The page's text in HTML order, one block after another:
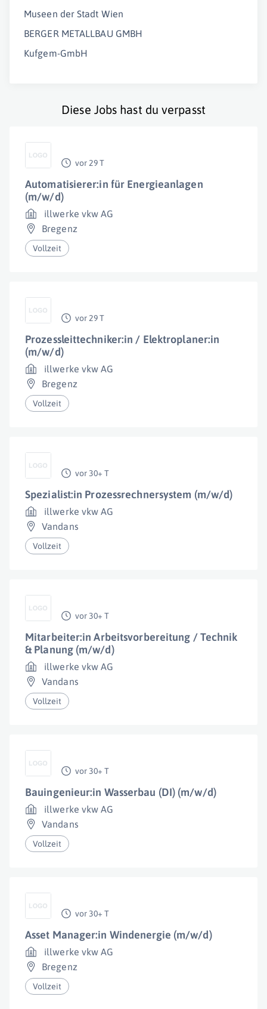
Museen der Stadt Wien
BERGER METALLBAU GMBH
Kufgem-GmbH
Diese Jobs hast du verpasst
vor 29 T
Automatisierer:in für Energieanlagen
(m/w/d)
illwerke vkw AG
Bregenz
Vollzeit
vor 29 T
Prozessleittechniker:in / Elektroplaner:in
(m/w/d)
illwerke vkw AG
Bregenz
Vollzeit
vor 30+ T
Spezialist:in Prozessrechnersystem (m/w/d)
illwerke vkw AG
Vandans
Vollzeit
vor 30+ T
Mitarbeiter:in Arbeitsvorbereitung / Technik
& Planung (m/w/d)
illwerke vkw AG
Vandans
Vollzeit
vor 30+ T
Bauingenieur:in Wasserbau (DI) (m/w/d)
illwerke vkw AG
Vandans
Vollzeit
vor 30+ T
Asset Manager:in Windenergie (m/w/d)
illwerke vkw AG
Bregenz
Vollzeit